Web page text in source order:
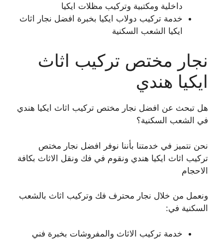
داخلية ومكتبية وتركيب مظلات ايكيا
خدمة تركيب دولاب ايكيا بخبرة افضل نجار اثاث
ايكيا الشعب السكنية
نجار مختص تركيب اثاث
ايكيا هندي
هل تبحث عن افضل نجار مختص تركيب اثاث ايكيا هندي
في الشعب السكنية؟
نحن نتميز في خدمتنا بأننا نوفر افضل نجار مختص
تركيب اثاث ايكيا هندي ونقوم في فك ونقل الاثاث بكافة
الاحجام
ونعمل من خلال نجار محترف فك وتركيب اثاث بالشعب
السكنية في:
خدمة تركيب الاثاث والمفروشات بخبرة فني